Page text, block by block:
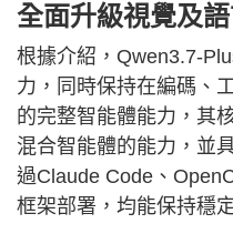
全面升級視覺及
根據介紹，Qwen3.7-
力，同時保持在編碼、
的完整智能體能力，其
混合智能體的能力，並
過Claude Code、
框架部署，均能保持穩